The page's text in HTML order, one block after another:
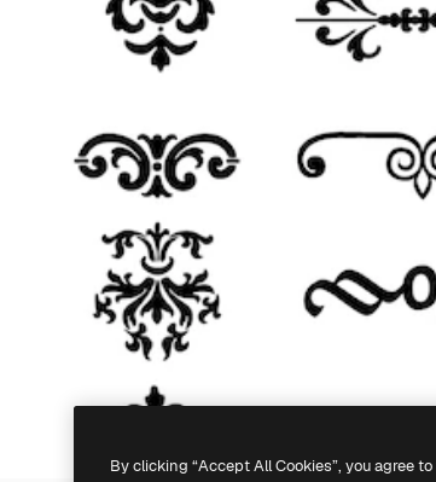
By clicking “Accept All Cookies”, you agree